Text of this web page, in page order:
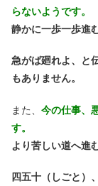
らないようです。
静かに一歩一歩進
急がば廻れよ、と
もありません。
また、 今の仕事、
す。
より苦しい道へ進
四五十（しごと）